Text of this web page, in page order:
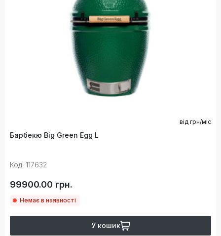
від грн/міс
Барбекю Big Green Egg L
Код: 117632
99900.00 грн.
Немає в наявності
У кошик